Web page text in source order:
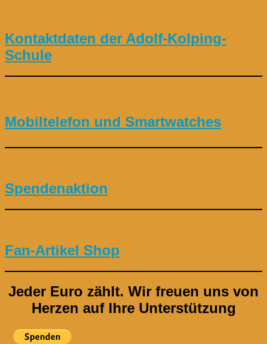
Kontaktdaten der Adolf-Kolping-
Schule
Mobiltelefon und Smartwatches
Spendenaktion
Fan-Artikel Shop
Jeder Euro zählt. Wir freuen uns von
Herzen auf Ihre Unterstützung